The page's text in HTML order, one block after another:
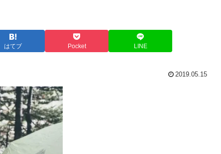
はてブ Pocket LINE
2019.05.15